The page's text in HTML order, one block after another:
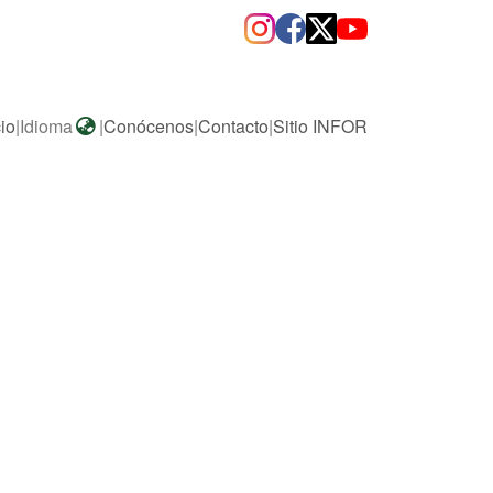
|Idioma |Conócenos|Contacto|Sitio INFOR